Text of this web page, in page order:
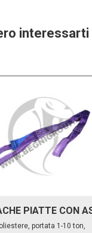
interessarti
PIATTE CON
portata 1-10 ton,